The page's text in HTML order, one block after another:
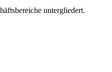
untergliedert.